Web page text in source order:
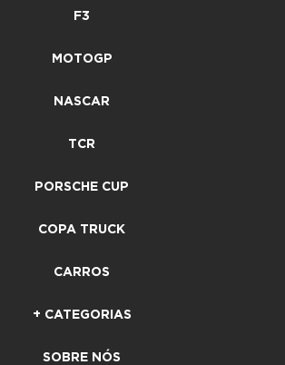
F3
MOTOGP
NASCAR
TCR
PORSCHE CUP
COPA TRUCK
CARROS
+ CATEGORIAS
SOBRE NÓS